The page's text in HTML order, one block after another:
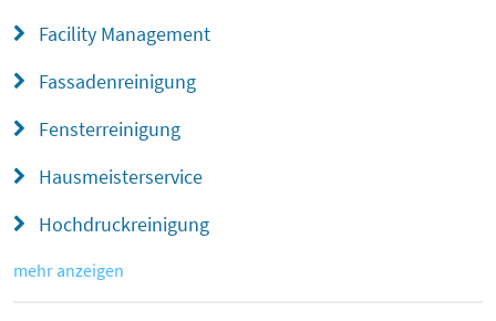
Facility Management
Fassadenreinigung
Fensterreinigung
Hausmeisterservice
Hochdruckreinigung
mehr anzeigen